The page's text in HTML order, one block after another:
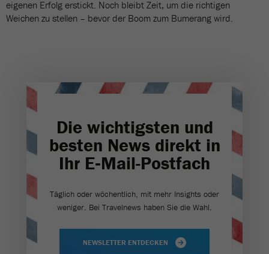
eigenen Erfolg erstickt. Noch bleibt Zeit, um die richtigen
Weichen zu stellen – bevor der Boom zum Bumerang wird.
Die wichtigsten und
besten News direkt in
Ihr E‑Mail-Postfach
Täglich oder wöchentlich, mit mehr Insights oder
weniger. Bei Travel­news haben Sie die Wahl.
NEWSLETTER ENTDECKEN